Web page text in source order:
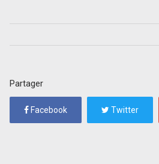
Partager
Facebook Twitter